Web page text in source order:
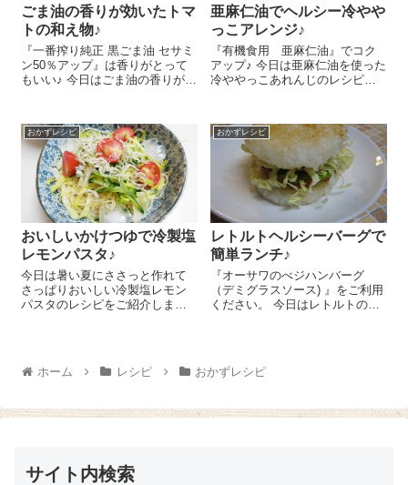
ごま油の香りが効いたトマ
トの和え物♪
『一番搾り純正 黒ごま油 セサミ
ン50％アップ』は香りがとって
もいい♪ 今日はごま油の香りが効
介しま～す😉 トマト 1個はく
し形に切り、さらに半分に切り
ます。『...
亜麻仁油でヘルシー冷やや
っこアレンジ♪
『有機食用 亜麻仁油』でコク
アップ♪ 今日は亜麻仁油を使った
冷ややっこあれんじのレシピを
梅干 1個分、すりごま たっぷ
りを乗せて『有機食用 亜麻仁
油』 ...
おかずレシピ
おいしいかけつゆで冷製塩
レモンパスタ♪
今日は暑い夏にささっと作れて
さっぱりおいしい冷製塩レモン
パスタのレシピをご紹介しまー
切りにし、プチトマト 4個は...
おかずレシピ
レトルトヘルシーバーグで
簡単ランチ♪
『オーサワのべジハンバーグ
（デミグラスソース) 』をご利用
ください。 今日はレトルトのハ
1杯分...
ホーム レシピ おかずレシピ
サイト内検索